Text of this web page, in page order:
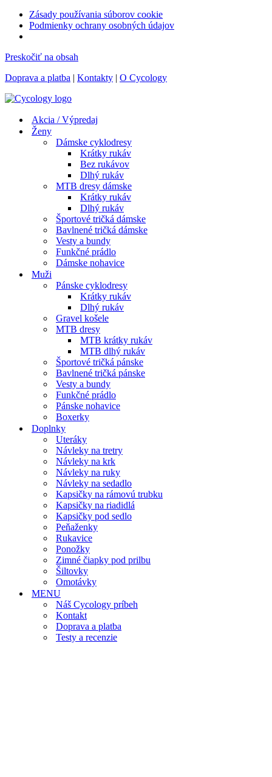
Zásady používania súborov cookie
Podmienky ochrany osobných údajov
Preskočiť na obsah
Doprava a platba | Kontakty | O Cycology
Akcia / Výpredaj
Ženy
Dámske cyklodresy
Krátky rukáv
Bez rukávov
Dlhý rukáv
MTB dresy dámske
Krátky rukáv
Dlhý rukáv
Športové tričká dámske
Bavlnené tričká dámske
Vesty a bundy
Funkčné prádlo
Dámske nohavice
Muži
Pánske cyklodresy
Krátky rukáv
Dlhý rukáv
Gravel košele
MTB dresy
MTB krátky rukáv
MTB dlhý rukáv
Športové tričká pánske
Bavlnené tričká pánske
Vesty a bundy
Funkčné prádlo
Pánske nohavice
Boxerky
Doplnky
Uteráky
Návleky na tretry
Návleky na krk
Návleky na ruky
Návleky na sedadlo
Kapsičky na rámovú trubku
Kapsičky na riadidlá
Kapsičky pod sedlo
Peňaženky
Rukavice
Ponožky
Zimné čiapky pod prilbu
Šiltovky
Omotávky
MENU
Náš Cycology príbeh
Kontakt
Doprava a platba
Testy a recenzie